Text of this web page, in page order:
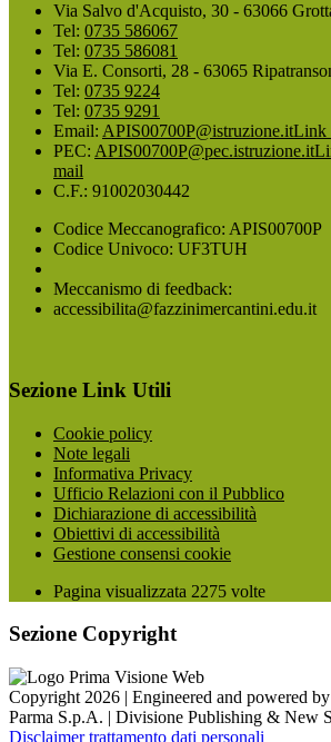
Via Salvo d'Acquisto, 30 - 63066
Tel: 0735 586067
Tel: 0735 586081
Via E. Consorti, 28 - 63065
Tel: 0735 9224
Tel: 0735 9291
Email: APIS00700P@istruzione.itLink
PEC: APIS00700P@pec.istruzione.it
mail
C.F.: 91002030442
Codice Meccanografico: APIS00700P
Codice Univoco: UF3TUH
Meccanismo di feedback:
accessibilita@fazzinimercantini.edu.it
Sezione Link Utili
Cookie policy
Note legali
Informativa Privacy
Ufficio Relazioni con il Pubblico
Dichiarazione di accessibilità
Obiettivi di accessibilità
Gestione consensi cookie
Pagina visualizzata 2275 volte
Sezione Copyright
Copyright 2026 | Engineered and powered
Parma S.p.A. | Divisione Publishing & New
Disclaimer trattamento dati personali